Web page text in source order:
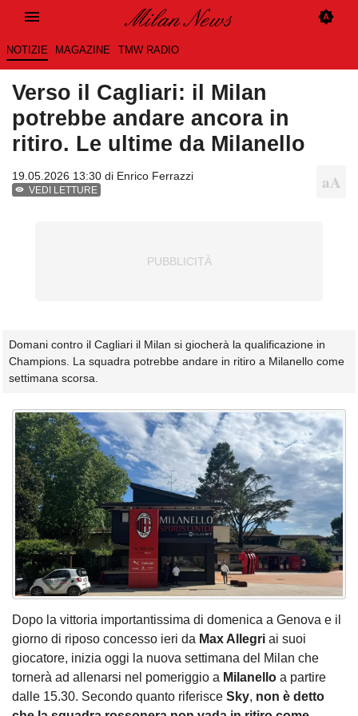
NOTIZIE MAGAZINE TMW RADIO
Verso il Cagliari: il Milan
potrebbe andare ancora in
ritiro. Le ultime da Milanello
19.05.2026 13:30 di Enrico Ferrazzi
VEDI LETTURE
Domani contro il Cagliari il Milan si giocherà la qualificazione in
Champions. La squadra potrebbe andare in ritiro a Milanello come
settimana scorsa.
Dopo la vittoria importantissima di domenica a Genova e il
giorno di riposo concesso ieri da Max Allegri ai suoi
giocatore, inizia oggi la nuova settimana del Milan che
tornerà ad allenarsi nel pomeriggio a Milanello a partire
dalle 15.30. Secondo quanto riferisce Sky, non è detto